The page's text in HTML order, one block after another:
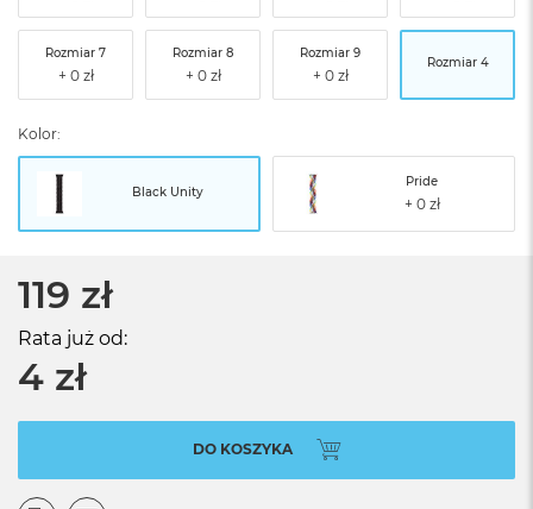
Rozmiar 7 Rozmiar 8 Rozmiar 9
Rozmiar 4
Kolor:
Black Unity
Pride
119 zł
Rata już od:
4 zł
DO KOSZYKA